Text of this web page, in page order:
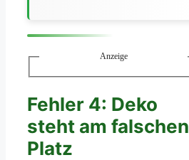
Anzeige
Fehler 4: Deko
steht am falschen
Platz